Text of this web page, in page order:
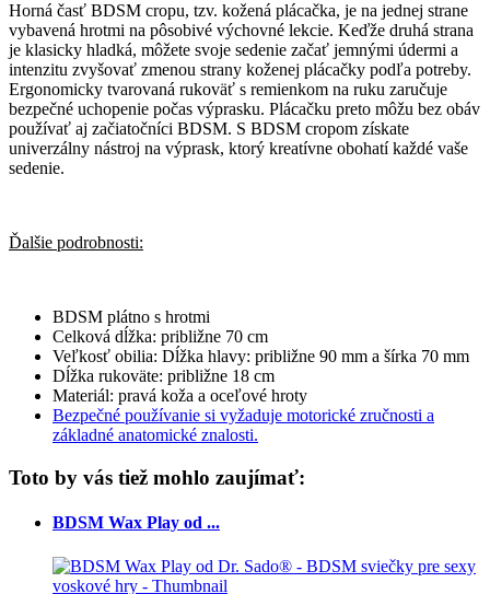
Horná časť BDSM cropu, tzv. kožená plácačka, je na jednej strane
vybavená hrotmi na pôsobivé výchovné lekcie. Keďže druhá strana
je klasicky hladká, môžete svoje sedenie začať jemnými údermi a
intenzitu zvyšovať zmenou strany koženej plácačky podľa potreby.
Ergonomicky tvarovaná rukoväť s remienkom na ruku zaručuje
bezpečné uchopenie počas výprasku. Plácačku preto môžu bez obáv
používať aj začiatočníci BDSM. S BDSM cropom získate
univerzálny nástroj na výprask, ktorý kreatívne obohatí každé vaše
sedenie.
Ďalšie podrobnosti:
BDSM plátno s hrotmi
Celková dĺžka: približne 70 cm
Veľkosť obilia: Dĺžka hlavy: približne 90 mm a šírka 70 mm
Dĺžka rukoväte: približne 18 cm
Materiál: pravá koža a oceľové hroty
Bezpečné používanie si vyžaduje motorické zručnosti a
základné anatomické znalosti.
Toto by vás tiež mohlo zaujímať:
BDSM Wax Play od ...